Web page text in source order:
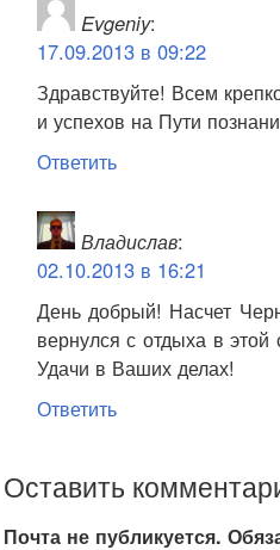
Evgeniy:
17.09.2013 в 09:22
Здравствуйте! Всем
и успехов на Пути
Ответить
Владислав:
02.10.2013 в 16:21
День добрый! Насчет
вернулся с отдыха в
Удачи в Ваших делах!
Ответить
Оставить
Почта не публикуется.